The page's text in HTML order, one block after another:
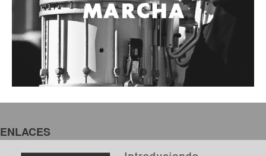
Micrófono
Sonido
Parlante
Video y USB
Espigas y conectores
Accesorios
ENLACES